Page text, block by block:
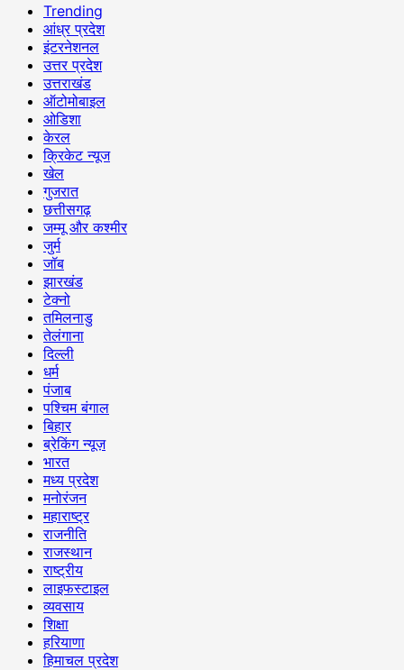
Trending
आंध्र प्रदेश
इंटरनेशनल
उत्तर प्रदेश
उत्तराखंड
ऑटोमोबाइल
ओडिशा
केरल
क्रिकेट न्यूज
खेल
गुजरात
छत्तीसगढ़
जम्मू और कश्मीर
जुर्म
जॉब
झारखंड
टेक्नो
तमिलनाडु
तेलंगाना
दिल्ली
धर्म
पंजाब
पश्चिम बंगाल
बिहार
ब्रेकिंग न्यूज़
भारत
मध्य प्रदेश
मनोरंजन
महाराष्ट्र
राजनीति
राजस्थान
राष्ट्रीय
लाइफस्टाइल
व्यवसाय
शिक्षा
हरियाणा
हिमाचल प्रदेश